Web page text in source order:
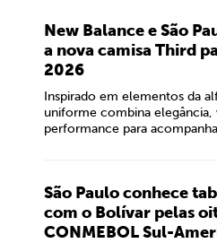
New Balance e São
a nova camisa Third
2026
Inspirado em elementos da
uniforme combina elegância,
performance para
São Paulo conhece
com o Bolívar pelas
CONMEBOL Sul-